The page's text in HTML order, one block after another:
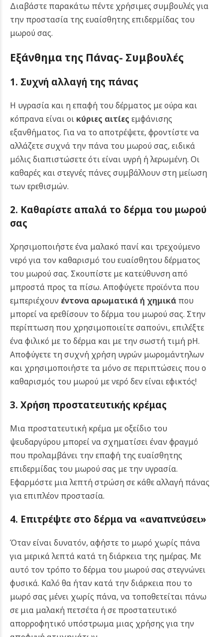
Διαβάστε παρακάτω πέντε χρήσιμες συμβουλές για
την προστασία της ευαίσθητης επιδερμίδας του
μωρού σας.
Εξάνθημα της Πάνας- Συμβουλές
1. Συχνή αλλαγή της πάνας
Η υγρασία και η επαφή του δέρματος με ούρα και
κόπρανα είναι οι κύριες αιτίες εμφάνισης
εξανθήματος. Για να το αποτρέψετε, φροντίστε να
αλλάζετε συχνά την πάνα του μωρού σας, ειδικά
μόλις διαπιστώσετε ότι είναι υγρή ή λερωμένη. Οι
καθαρές και στεγνές πάνες συμβάλλουν στη μείωση
των ερεθισμών.
2. Καθαρίστε απαλά το δέρμα του μωρού
σας
Χρησιμοποιήστε ένα μαλακό πανί και τρεχούμενο
νερό για τον καθαρισμό του ευαίσθητου δέρματος
του μωρού σας. Σκουπίστε με κατεύθυνση από
μπροστά προς τα πίσω. Αποφύγετε προϊόντα που
εμπεριέχουν έντονα αρωματικά ή χημικά που
μπορεί να ερεθίσουν το δέρμα του μωρού σας. Στην
περίπτωση που χρησιμοποιείτε σαπούνι, επιλέξτε
ένα φιλικό με το δέρμα και με την σωστή τιμή pH.
Αποφύγετε τη συχνή χρήση υγρών μωρομάντηλων
και χρησιμοποιήστε τα μόνο σε περιπτώσεις που ο
καθαρισμός του μωρού με νερό δεν είναι εφικτός!
3. Χρήση προστατευτικής κρέμας
Μια προστατευτική κρέμα με οξείδιο του
ψευδαργύρου μπορεί να σχηματίσει έναν φραγμό
που προλαμβάνει την επαφή της ευαίσθητης
επιδερμίδας του μωρού σας με την υγρασία.
Εφαρμόστε μια λεπτή στρώση σε κάθε αλλαγή πάνας
για επιπλέον προστασία.
4. Επιτρέψτε στο δέρμα να «αναπνεύσει»
Όταν είναι δυνατόν, αφήστε το μωρό χωρίς πάνα
για μερικά λεπτά κατά τη διάρκεια της ημέρας. Με
αυτό τον τρόπο το δέρμα του μωρού σας στεγνώνει
φυσικά. Καλό θα ήταν κατά την διάρκεια που το
μωρό σας μένει χωρίς πάνα, να τοποθετείται πάνω
σε μια μαλακή πετσέτα ή σε προστατευτικό
απορροφητικό υπόστρωμα μιας χρήσης για την